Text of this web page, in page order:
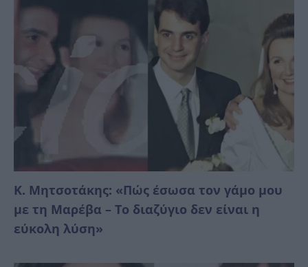
Κ. Μητσοτάκης: «Πώς έσωσα τον γάμο μου
με τη Μαρέβα – Το διαζύγιο δεν είναι η
εύκολη λύση»